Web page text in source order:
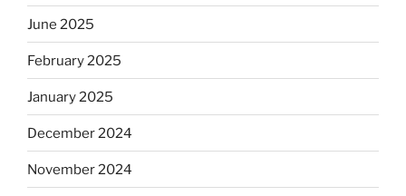
June 2025
February 2025
January 2025
December 2024
November 2024